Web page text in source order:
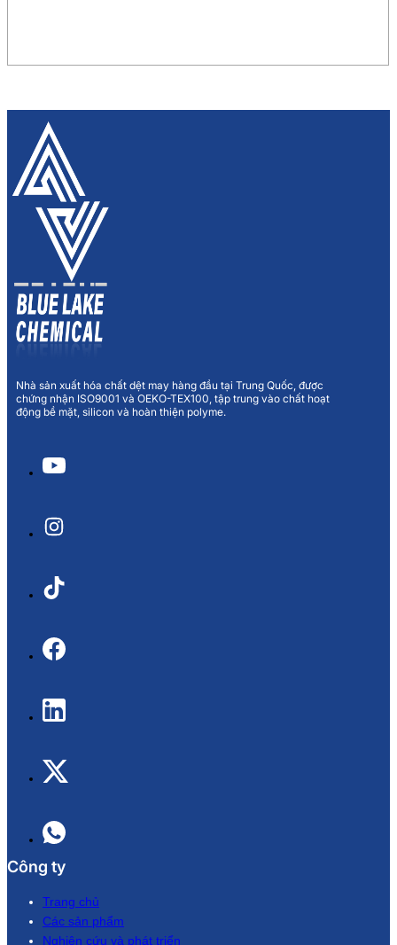
Nhà sản xuất hóa chất dệt may hàng đầu tại Trung Quốc, được
chứng nhận ISO9001 và OEKO-TEX100, tập trung vào chất hoạt
động bề mặt, silicon và hoàn thiện polyme.
Công ty
Trang chủ
Các sản phẩm
Nghiên cứu và phát triển